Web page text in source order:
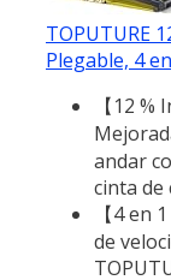
TOPUTURE
Plegable, 4
【12
andar
cinta de
【4 en
de